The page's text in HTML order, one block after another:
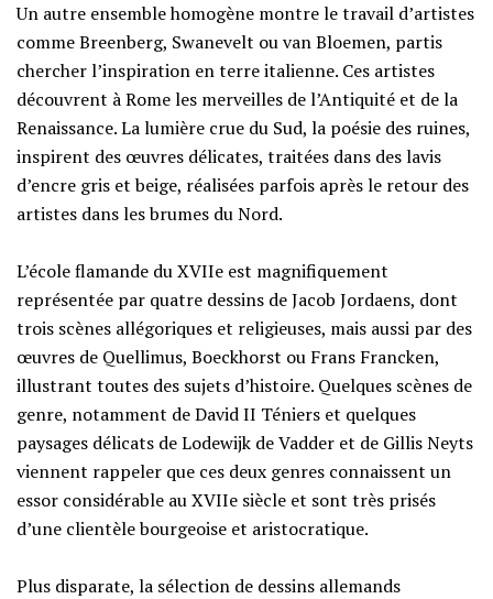
Un autre ensemble homogène montre le travail d’artistes
comme Breenberg, Swanevelt ou van Bloemen, partis
chercher l’inspiration en terre italienne. Ces artistes
découvrent à Rome les merveilles de l’Antiquité et de la
Renaissance. La lumière crue du Sud, la poésie des ruines,
inspirent des œuvres délicates, traitées dans des lavis
d’encre gris et beige, réalisées parfois après le retour des
artistes dans les brumes du Nord.
L’école flamande du XVIIe est magnifiquement
représentée par quatre dessins de Jacob Jordaens, dont
trois scènes allégoriques et religieuses, mais aussi par des
œuvres de Quellimus, Boeckhorst ou Frans Francken,
illustrant toutes des sujets d’histoire. Quelques scènes de
genre, notamment de David II Téniers et quelques
paysages délicats de Lodewijk de Vadder et de Gillis Neyts
viennent rappeler que ces deux genres connaissent un
essor considérable au XVIIe siècle et sont très prisés
d’une clientèle bourgeoise et aristocratique.
Plus disparate, la sélection de dessins allemands